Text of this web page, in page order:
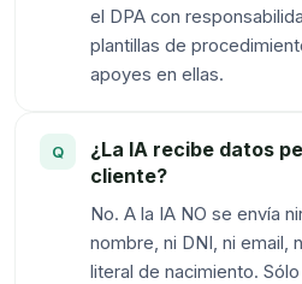
el DPA con
plantillas de
apoyes en ellas.
¿La IA recibe datos
cliente?
No. A la IA NO se envía
nombre, ni DNI, ni email,
literal de nacimiento.